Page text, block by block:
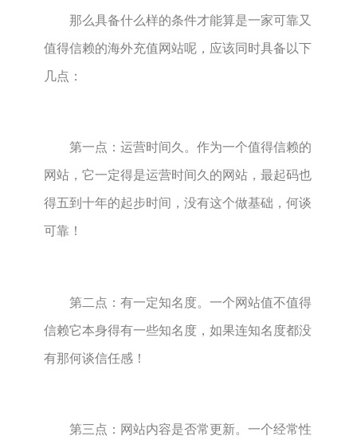
那么具备什么样的条件才能算是一家可靠又
值得信赖的海外充值网站呢，应该同时具备以下
几点：
第一点：运营时间久。作为一个值得信赖的
网站，它一定得是运营时间久的网站，最起码也
得五到十年的起步时间，没有这个做基础，何谈
可靠！
第二点：有一定知名度。一个网站值不值得
信赖它本身得有一些知名度，如果连知名度都没
有那何谈信任感！
第三点：网站内容是否常更新。一个经常性